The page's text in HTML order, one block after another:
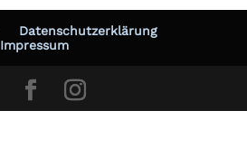
Datenschutzerklärung
Impressum